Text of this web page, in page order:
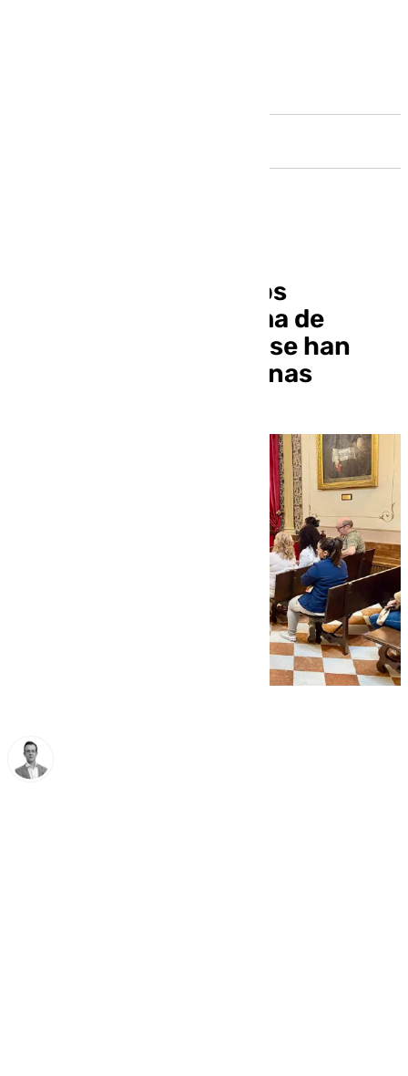
Antequera entrega los
diplomas del programa de
empleo EPES del que se han
beneficiado 80 personas